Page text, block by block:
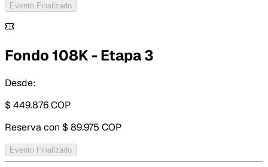
Evento Finalizado
Fondo 108K - Etapa 3
Desde:
$ 449.876COP
Reserva con $ 89.975 COP
Evento Finalizado